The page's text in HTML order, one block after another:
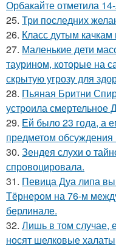
Орбакайте отметила
25. Три последних
26. Класс дутым качкам
27. Маленькие дети
таурином, которые на
скрытую угрозу для
28. Пьяная Бритни
устроила смертельное
29. Ей было 23 года, а
предметом обсуждения
30. Зендея слухи о
спровоцировала.
31. Певица Дуа липа
Тёрнером на 76-м
берлинале.
32. Лишь в том случае,
носят шелковые